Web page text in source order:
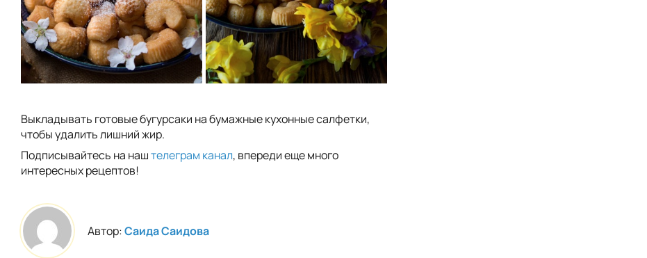
Выкладывать готовые бугурсаки на бумажные кухонные салфетки,
чтобы удалить лишний жир.
Подписывайтесь на наштелеграм канал, впереди еще много
интересных рецептов!
Автор:Саида Саидова